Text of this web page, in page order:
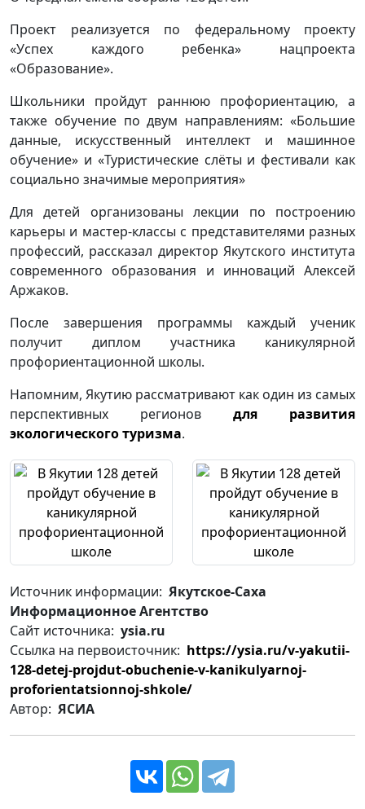
Проект реализуется по федеральному проекту
«Успех каждого ребенка» нацпроекта
«Образование».
Школьники пройдут раннюю профориентацию, а
также обучение по двум направлениям: «Большие
данные, искусственный интеллект и машинное
обучение» и «Туристические слёты и фестивали как
социально значимые мероприятия»
Для детей организованы лекции по построению
карьеры и мастер-классы с представителями разных
профессий, рассказал директор Якутского института
современного образования и инноваций Алексей
Аржаков.
После завершения программы каждый ученик
получит диплом участника каникулярной
профориентационной школы.
Напомним, Якутию рассматривают как один из самых
перспективных регионов для развития
экологического туризма.
Источник информации: Якутское-Саха
Информационное Агентство
Сайт источника: ysia.ru
Ссылка на первоисточник: https://ysia.ru/v-yakutii-
128-detej-projdut-obuchenie-v-kanikulyarnoj-
proforientatsionnoj-shkole/
Автор: ЯСИА